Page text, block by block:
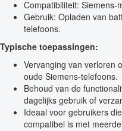
Compatibiliteit: Siemens-
Gebruik: Opladen van
telefoons.
Typische toepassingen:
Vervanging van verloren
oude Siemens-telefoons.
Behoud van de
dagelijks gebruik of
Ideaal voor gebruikers
compatibel is met